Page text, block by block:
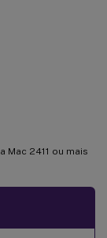
Mac 2411 ou mais